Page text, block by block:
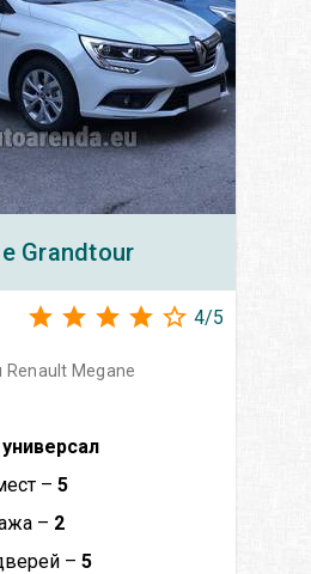
Grandtour
4/5
Megane
универсал
–5
– 2
–5